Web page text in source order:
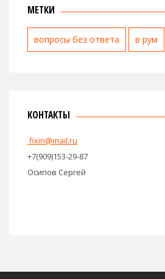
МЕТКИ
вопросы без ответа в рум
КОНТАКТЫ
fixin@mail.ru
+7(909)153-29-87
Осипов Сергей